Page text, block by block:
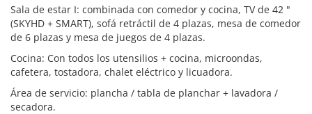
Sala de estar I: combinada con comedor y cocina, TV de 42 "
(SKYHD + SMART), sofá retráctil de 4 plazas, mesa de comedor
de 6 plazas y mesa de juegos de 4 plazas.
Cocina: Con todos los utensilios + cocina, microondas,
cafetera, tostadora, chalet eléctrico y licuadora.
Área de servicio: plancha / tabla de planchar + lavadora /
secadora.